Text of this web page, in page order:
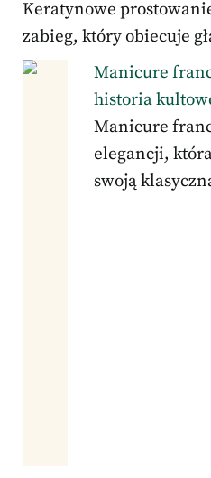
Keratynowe
zabieg, który obiecuje
Manicure
historia
Manicure
elegancji,
swoją